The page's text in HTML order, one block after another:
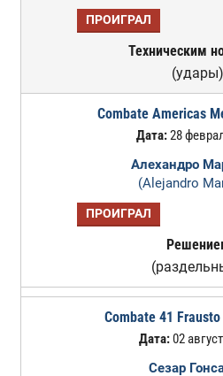
ПРОИГРАЛ
Техническим
(удары)
Combate Americas
Дата:28
Алехандро
(Alejandro
ПРОИГРАЛ
Combate 41
Дата:02
Сезар